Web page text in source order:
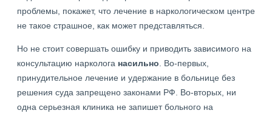
проблемы, покажет, что лечение в наркологическом центре
не такое страшное, как может представляться.
Но не стоит совершать ошибку и приводить зависимого на
консультацию нарколога насильно . Во-первых,
принудительное лечение и удержание в больнице без
решения суда запрещено законами РФ. Во-вторых, ни
одна серьезная клиника не запишет больного на